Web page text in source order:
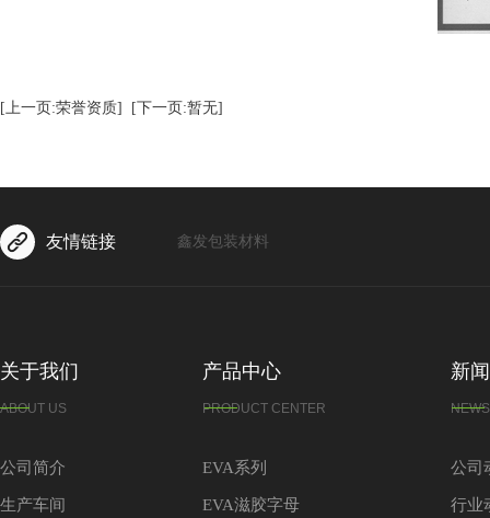
[上一页:荣誉资质] [下一页:暂无]
友情链接 鑫发包装材料
关于我们
ABOUT US
公司简介
生产车间
产品中心
PRODUCT CENTER
EVA系列
EVA滋胶字母
新
公司
行业